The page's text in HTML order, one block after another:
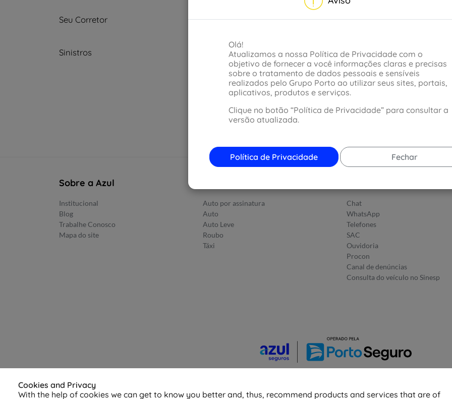
Cookies and Privacy
With the help of cookies we can get to know you better and, thus, recommend products and services that are of
Seu Corretor
Sinistros
Sobre a Azul
Institucional
Blog
Trabalhe Conosco
Mapa do site
Auto por assinatura
Auto
Auto Leve
Roubo
Táxi
Chat
WhatsApp
Telefones
SAC
Ouvidoria
Procon
Canal de denúncias
Consulta do veículo no Sinesp
© 2026 Azul Seguros - Todos os direitos reservados
Olá!
Atualizamos a nossa Política de Privacidade com o
objetivo de fornecer a você informações claras e precisas
sobre o tratamento de dados pessoais e sensíveis
realizados pelo Grupo Porto ao utilizar seus sites, portais,
aplicativos, produtos e serviços.
Clique no botão “Política de Privacidade” para consultar a
versão atualizada.
Política de Privacidade Fechar